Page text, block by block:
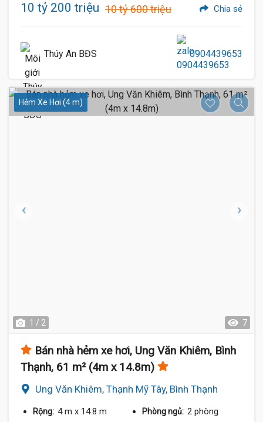
10 tỷ 200 triệu 10 tỷ 600 triệu Chia sẻ
Thúy An BĐS 0904439653
Hẻm Xe Hơi (4 m)
1 / 2 7
Bán nhà hẻm xe hơi, Ung Văn Khiêm, Bình
Thạnh, 61 m² (4m x 14.8m)
Ung Văn Khiêm, Thạnh Mỹ Tây, Bình Thạnh
Rộng: 4 m x 14.8 m Phòng ngủ: 2 phòng